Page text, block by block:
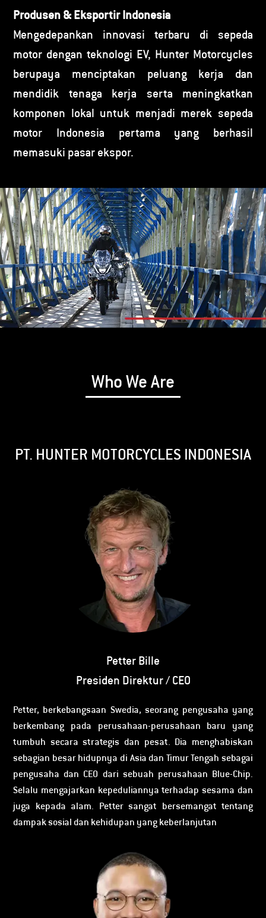
Produsen & Eksportir Indonesia
Mengedepankan innovasi terbaru di sepeda
motor dengan teknologi EV, Hunter Motorcycles
berupaya menciptakan peluang kerja dan
mendidik tenaga kerja serta meningkatkan
komponen lokal untuk menjadi merek sepeda
motor Indonesia pertama yang berhasil
memasuki pasar ekspor.
Who We Are
PT. HUNTER MOTORCYCLES INDONESIA
Petter Bille
Presiden Direktur / CEO
Petter, berkebangsaan Swedia, seorang pengusaha yang
berkembang pada perusahaan-perusahaan baru yang
tumbuh secara strategis dan pesat. Dia menghabiskan
sebagian besar hidupnya di Asia dan Timur Tengah sebagai
pengusaha dan CEO dari sebuah perusahaan Blue-Chip.
Selalu mengajarkan kepeduliannya terhadap sesama dan
juga kepada alam. Petter sangat bersemangat tentang
dampak sosial dan kehidupan yang keberlanjutan